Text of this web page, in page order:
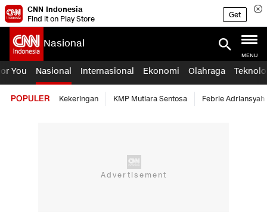
CNN Indonesia
Find it on Play Store
Get
Nasional
MENU
You Nasional Internasional Ekonomi Olahraga
POPULER Kekeringan KMP Mutiara Sentosa Febrie Adriansyah